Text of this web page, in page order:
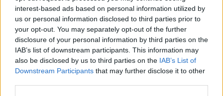
interest-based ads based on personal information utilized by
us or personal information disclosed to third parties prior to
your opt-out. You may separately opt-out of the further
disclosure of your personal information by third parties on the
IAB’s list of downstream participants. This information may
also be disclosed by us to third parties on the IAB’s List of
Downstream Participants that may further disclose it to other
sua sonorità un po’ teatrale, facilmente irritabile,
guascona e di tanto in tanto dimessa, con la
parola sottratta e l’aria del lasciamo perdere.
Mazzone ha soprattutto allenato quel linguaggio
essenziale e diretto rimasto a consolare quel
futboldi cui il tempo avrebbe fatto piazza pulita.